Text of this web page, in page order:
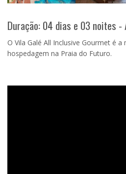
Duração: 04 dias e 03 noites -
O Vila Galé All Inclusive Gourmet é
hospedagem na Praia do Futuro.